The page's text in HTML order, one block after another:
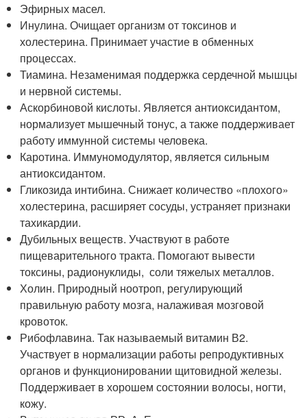
Эфирных масел.
Инулина. Очищает организм от токсинов и
холестерина. Принимает участие в обменных
процессах.
Тиамина. Незаменимая поддержка сердечной мышцы
и нервной системы.
Аскорбиновой кислоты. Является антиоксидантом,
нормализует мышечный тонус, а также поддерживает
работу иммунной системы человека.
Каротина. Иммуномодулятор, является сильным
антиоксидантом.
Гликозида интибина. Снижает количество «плохого»
холестерина, расширяет сосуды, устраняет признаки
тахикардии.
Дубильных веществ. Участвуют в работе
пищеварительного тракта. Помогают вывести
токсины, радионуклиды, соли тяжелых металлов.
Холин. Природный ноотроп, регулирующий
правильную работу мозга, налаживая мозговой
кровоток.
Рибофлавина. Так называемый витамин В2.
Участвует в нормализации работы репродуктивных
органов и функционировании щитовидной железы.
Поддерживает в хорошем состоянии волосы, ногти,
кожу.